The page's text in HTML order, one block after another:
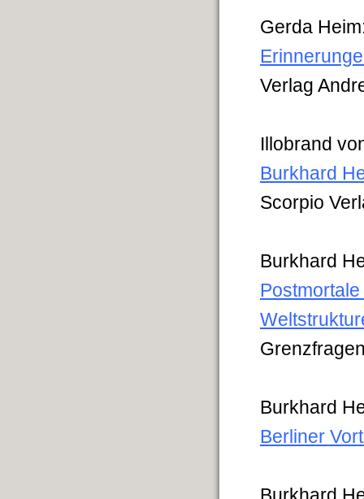
Gerda
Verlag
Illobrand
Burkhard
Scorpio
Burkhard
Burkhard
Berliner